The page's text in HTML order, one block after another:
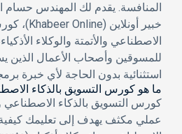
المنافسة. يقدم لك المهندس حسام
خبير أونلاين (Khabeer Online)
،
الاصطناعي والأتمتة والوكلاء
للمسوقين وأصحاب الأعمال الذين
استثنائية بدون الحاجة لأي خبرة
ما هو كورس التسويق بالذكاء
كورس التسويق بالذكاء الاصطناعي
عملي مكثف يهدف إلى تعليمك كيفية